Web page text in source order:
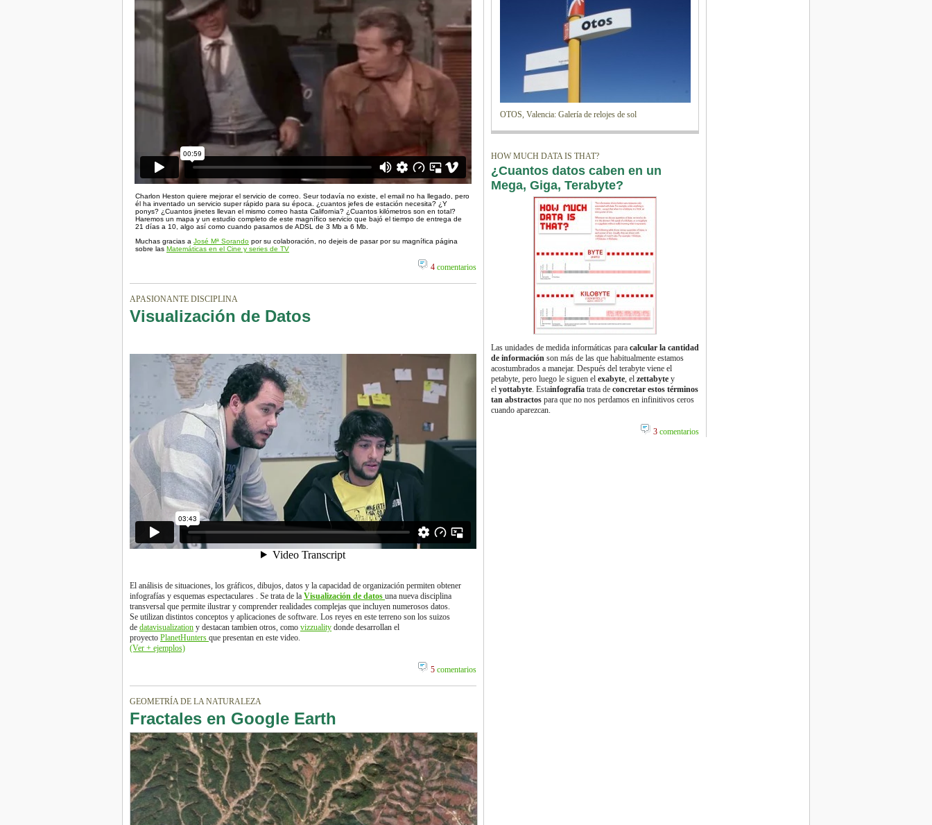
Charlon Heston quiere mejorar el servicio de correo. Seur todavía no existe, el email no ha llegado, pero
él ha inventado un servicio super rápido para su época. ¿cuantos jefes de estación necesita? ¿Y
ponys? ¿Cuantos jinetes llevan el mismo correo hasta California? ¿Cuantos kilómetros son en total?
Haremos un mapa y un estudio completo de este magnífico servicio que bajó el tiempo de entrega de
21 días a 10, algo así como cuando pasamos de ADSL de 3 Mb a 6 Mb.
Muchas gracias a José Mª Sorando por su colaboración, no dejeis de pasar por su magnífica página
sobre las Matemáticas en el Cine y series de TV
4 comentarios
APASIONANTE DISCIPLINA
Visualización de Datos
El análisis de situaciones, los gráficos, dibujos, datos y la capacidad de organización permiten obtener
infografías y esquemas espectaculares . Se trata de la Visualización de datos una nueva disciplina
transversal que permite ilustrar y comprender realidades complejas que incluyen numerosos datos.
Se utilizan distintos conceptos y aplicaciones de software. Los reyes en este terreno son los suizos
de datavisualization y destacan tambien otros, como vizzuality donde desarrollan el
proyecto PlanetHunters que presentan en este video.
(Ver + ejemplos)
5 comentarios
GEOMETRÍA DE LA NATURALEZA
Fractales en Google Earth
OTOS, Valencia: Galería de relojes de sol
HOW MUCH DATA IS THAT?
¿Cuantos datos caben en un
Mega, Giga, Terabyte?
Las unidades de medida informáticas para calcular la cantidad
de información son más de las que habitualmente estamos
acostumbrados a manejar. Después del terabyte viene el
petabyte, pero luego le siguen el exabyte, el zettabyte y
el yottabyte. Estainfografía trata de concretar estos términos
tan abstractos para que no nos perdamos en infinitivos ceros
cuando aparezcan.
3 comentarios